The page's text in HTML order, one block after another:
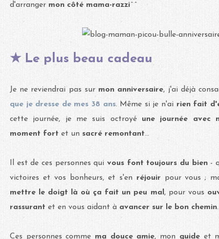
d'arranger mon côté mama-razzi^^
★ Le plus beau cadeau
Je ne reviendrai pas sur mon anniversaire, j'ai déjà
que je dresse de mes 38 ans. Même si je n'ai rien fait
cette journée, je me suis octroyé une journée avec
moment fort et un sacré remontant...
Il est de ces personnes qui vous font toujours du bien-
victoires et vos bonheurs, et s'en réjouir pour vous ;
mettre le doigt là où ça fait un peu mal , pour vous
rassurant et en vous aidant à avancer sur le bon chemin.
Ces personnes comme ma douce amie, mon guide et